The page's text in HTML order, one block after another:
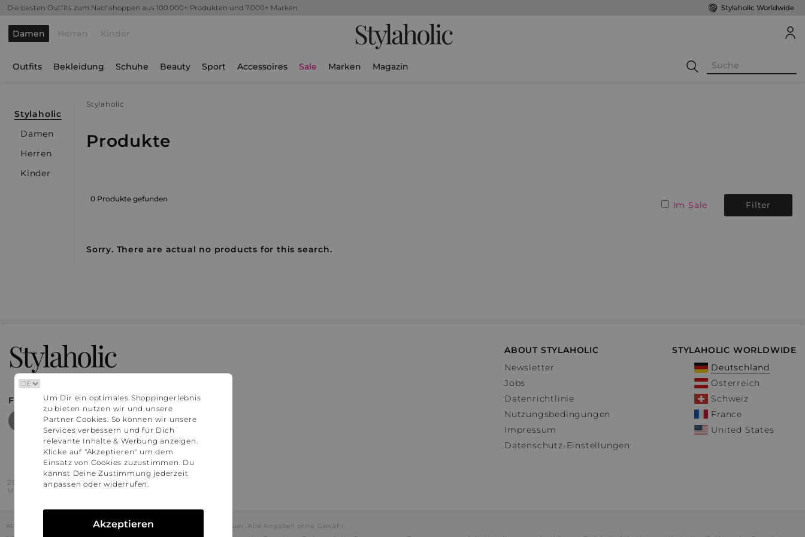
Die besten Outfits zum Nachshoppen aus 100.000+ Produkten und 7.000+ Marken Stylaholic Worldwide
Damen Herren Kinder Stylaholic
Outfits Bekleidung Schuhe Beauty Sport Accessoires Sale Marken Magazin
Stylaholic
Damen
Herren
Kinder
Stylaholic
Produkte
0 Produkte gefunden
Im Sale Filter
Sorry. There are actual no products for this search.
Stylaholic
FIND MORE INSPIRATION
ABOUT STYLAHOLIC
Newsletter
Jobs
Datenrichtlinie
Nutzungsbedingungen
Impressum
Datenschutz-Einstellungen
STYLAHOLIC WORLDWIDE
Deutschland
Österreich
Schweiz
France
United States
2016 - 2026 © Stylaholic.
Made for you with love in munich.
Alle Preise inkl. der jeweils geltenden gesetzlichen Mehrwertsteuer. Alle Angaben ohne Gewähr.
Um Dir ein optimales Shoppingerlebnis
zu bieten nutzen wir und unsere
Partner Cookies. So können wir unsere
Services verbessern und für Dich
relevante Inhalte & Werbung anzeigen.
Klicke auf "Akzeptieren" um dem
Einsatz von Cookies zuzustimmen. Du
kannst Deine Zustimmung jederzeit
anpassen oder widerrufen.
Akzeptieren